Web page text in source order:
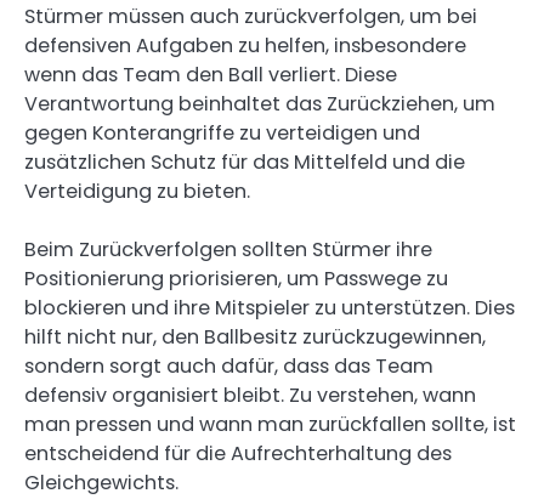
Stürmer müssen auch zurückverfolgen, um bei
defensiven Aufgaben zu helfen, insbesondere
wenn das Team den Ball verliert. Diese
Verantwortung beinhaltet das Zurückziehen, um
gegen Konterangriffe zu verteidigen und
zusätzlichen Schutz für das Mittelfeld und die
Verteidigung zu bieten.
Beim Zurückverfolgen sollten Stürmer ihre
Positionierung priorisieren, um Passwege zu
blockieren und ihre Mitspieler zu unterstützen. Dies
hilft nicht nur, den Ballbesitz zurückzugewinnen,
sondern sorgt auch dafür, dass das Team
defensiv organisiert bleibt. Zu verstehen, wann
man pressen und wann man zurückfallen sollte, ist
entscheidend für die Aufrechterhaltung des
Gleichgewichts.